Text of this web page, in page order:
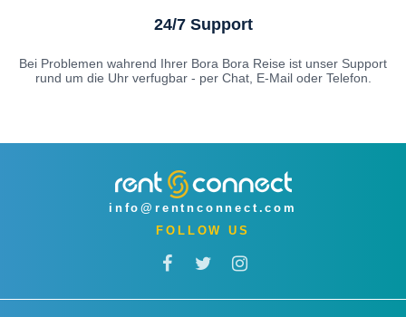
24/7 Support
Bei Problemen wahrend Ihrer Bora Bora Reise ist unser Support
rund um die Uhr verfugbar - per Chat, E-Mail oder Telefon.
info@rentnconnect.com
FOLLOW US